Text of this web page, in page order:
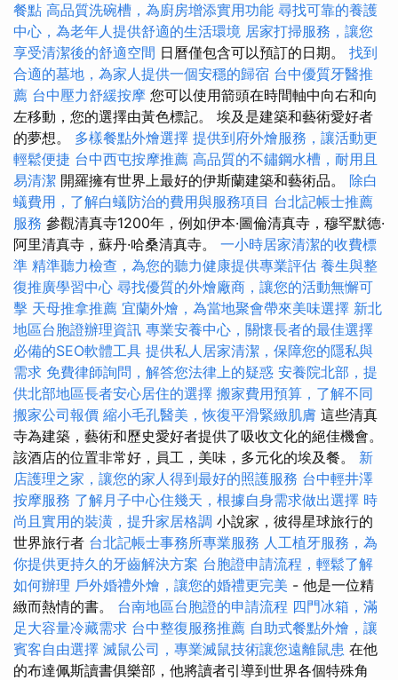
餐點 高品質洗碗槽，為廚房增添實用功能 尋找可靠的養護
中心，為老年人提供舒適的生活環境 居家打掃服務，讓您
享受清潔後的舒適空間 日曆僅包含可以預訂的日期。 找到
合適的墓地，為家人提供一個安穩的歸宿 台中優質牙醫推
薦 台中壓力舒緩按摩 您可以使用箭頭在時間軸中向右和向
左移動，您的選擇由黃色標記。 埃及是建築和藝術愛好者
的夢想。 多樣餐點外燴選擇 提供到府外燴服務，讓活動更
輕鬆便捷 台中西屯按摩推薦 高品質的不鏽鋼水槽，耐用且
易清潔 開羅擁有世界上最好的伊斯蘭建築和藝術品。 除白
蟻費用，了解白蟻防治的費用與服務項目 台北記帳士推薦
服務 參觀清真寺1200年，例如伊本·圖倫清真寺，穆罕默德·
阿里清真寺，蘇丹·哈桑清真寺。 一小時居家清潔的收費標
準 精準聽力檢查，為您的聽力健康提供專業評估 養生與整
復推廣學習中心 尋找優質的外燴廠商，讓您的活動無懈可
擊 天母推拿推薦 宜蘭外燴，為當地聚會帶來美味選擇 新北
地區台胞證辦理資訊 專業安養中心，關懷長者的最佳選擇
必備的SEO軟體工具 提供私人居家清潔，保障您的隱私與
需求 免費律師詢問，解答您法律上的疑惑 安養院北部，提
供北部地區長者安心居住的選擇 搬家費用預算，了解不同
搬家公司報價 縮小毛孔醫美，恢復平滑緊緻肌膚 這些清真
寺為建築，藝術和歷史愛好者提供了吸收文化的絕佳機會。
該酒店的位置非常好，員工，美味，多元化的埃及餐。 新
店護理之家，讓您的家人得到最好的照護服務 台中輕井澤
按摩服務 了解月子中心住幾天，根據自身需求做出選擇 時
尚且實用的裝潢，提升家居格調 小說家，彼得星球旅行的
世界旅行者 台北記帳士事務所專業服務 人工植牙服務，為
你提供更持久的牙齒解決方案 台胞證申請流程，輕鬆了解
如何辦理 戶外婚禮外燴，讓您的婚禮更完美 - 他是一位精
緻而熱情的書。 台南地區台胞證的申請流程 四門冰箱，滿
足大容量冷藏需求 台中整復服務推薦 自助式餐點外燴，讓
賓客自由選擇 滅鼠公司，專業滅鼠技術讓您遠離鼠患 在他
的布達佩斯讀書俱樂部，他將讀者引導到世界各個特殊角